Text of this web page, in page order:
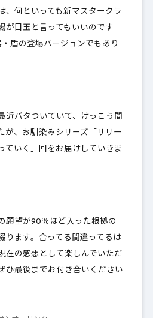
何といっても新マスタークラ
が目玉と言ってもいいのです
盾の登場バージョンでもあり
バタついていて、けっこう間
が、お馴染みシリーズ「 リリー
ていく 」回をお届けしていきま
願望が90％ほど入った根拠の
ります。合ってる間違ってるは
在の感想として楽しんでいただ
最後までお付き合いください